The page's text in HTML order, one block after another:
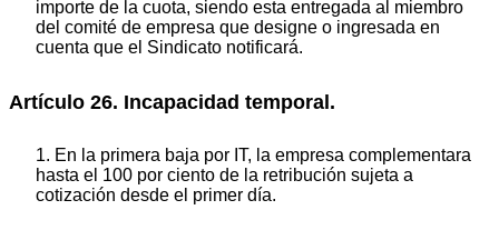
importe de la cuota, siendo esta entregada al miembro
del comité de empresa que designe o ingresada en
cuenta que el Sindicato notificará.
Artículo 26. Incapacidad temporal.
1. En la primera baja por IT, la empresa complementara
hasta el 100 por ciento de la retribución sujeta a
cotización desde el primer día.